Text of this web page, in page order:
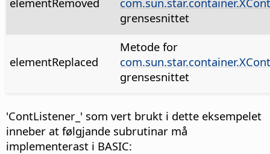
grensesnittet
elementReplaced
Metode for
grensesnittet
'ContListener_' som vert brukt i dette eksempelet
inneber at følgjande subrutinar må
implementerast i BASIC: